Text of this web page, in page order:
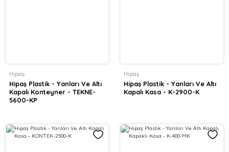
Hipaş
Hipaş Plastik - Yanları Ve Altı
Kapalı Konteyner - TEKNE-
5600-KP
Hipaş
Hipaş Plastik - Yanları Ve Altı
Kapalı Kasa - K-2900-K